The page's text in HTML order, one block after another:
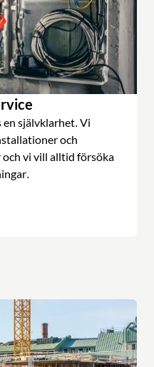
en självklarhet. Vi
och
vi vill alltid försöka